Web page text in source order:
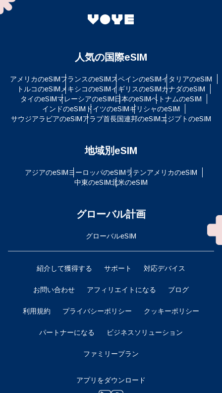
人気の国際eSIM
アメリカのeSIMフランスのeSIMスペインのeSIMイタリアのeSIM
トルコのeSIM メキシコのeSIMイギリスのeSIMカナダのeSIM
タイのeSIMマレーシアのeSIM日本のeSIMベトナムのeSIM
インドのeSIM ドイツのeSIMギリシャのeSIM
サウジアラビアのeSIMアラブ首長国連邦のeSIMエジプトのeSIM
地域別eSIM
アジアのeSIMヨーロッパのeSIMラテンアメリカのeSIM
中東のeSIM北米のeSIM
グローバル計画
グローバルeSIM
紹介して獲得する サポート 対応デバイス
お問い合わせ アフィリエイトになる ブログ
利用規約 プライバシーポリシー クッキーポリシー
パートナーになる ビジネスソリューション
ファミリープラン
アプリをダウンロード